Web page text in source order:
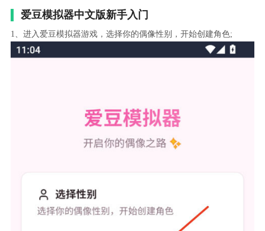
爱豆模拟器中文版新手入门
1、进入爱豆模拟器游戏，选择你的偶像性别，开始创建角色;